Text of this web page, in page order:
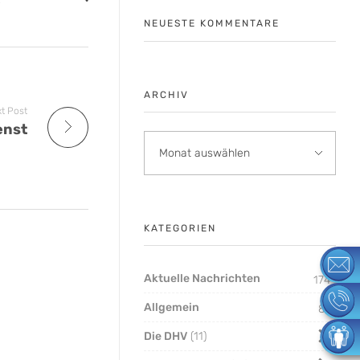
Post
NEUESTE KOMMENTARE
ARCHIV
KATEGORIEN
Aktuelle Nachrichten
174
Allgemein
8
Die DHV 11